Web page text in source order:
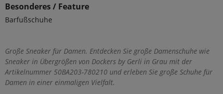
Besonderes / Feature
Barfußschuhe
Große Sneaker für Damen. Entdecken Sie große Damenschuhe wie
Sneaker in Übergrößen von Dockers by Gerli in Grau mit der
Artikelnummer 50BA203-780210 und erleben Sie große Schuhe für
Damen in einer einmaligen Vielfalt.